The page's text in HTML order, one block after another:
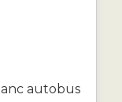
autobus